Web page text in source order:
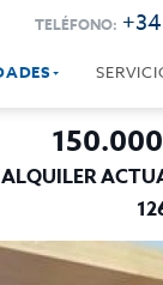
TELÉFONO:
ALQUILER